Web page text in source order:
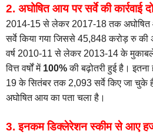
2. अघोषित आय पर सर्वे की कार्रवाई
2014-15 से लेकर 2017-18 तक
सर्वे किया गया जिससे 45,848 करोड़ रु की
वर्ष 2010-11 से लेकर 2013-14 के मुकाबले
वित्त वर्षों में 100%की बढ़ोतरी हुई है। इतना
19 के सितंबर तक 2,093 सर्वे किए जा चुके
अघोषित आय का पता चला है।
3. इनकम डिक्लेरेशन स्कीम से आए